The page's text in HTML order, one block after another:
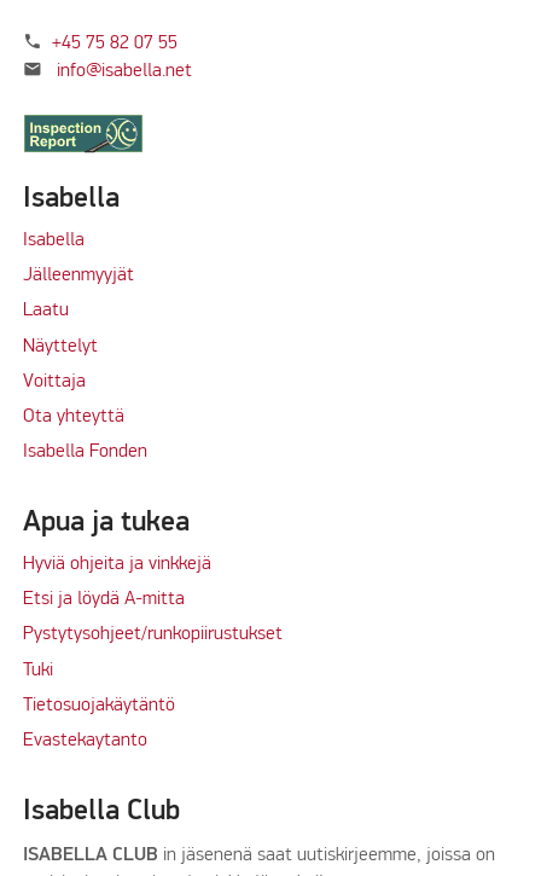
phone +45 75 82 07 55
mail info@isabella.net
Isabella
Isabella
Jälleenmyyjät
Laatu
Näyttelyt
Voittaja
Ota yhteyttä
Isabella Fonden
Apua ja tukea
Hyviä ohjeita ja vinkkejä
Etsi ja löydä A-mitta
Pystytysohjeet/runkopiirustukset
Tuki
Tietosuojakäytäntö
Evastekaytanto
Isabella Club
ISABELLA CLUB in jäsenenä saat uutiskirjeemme, joissa on